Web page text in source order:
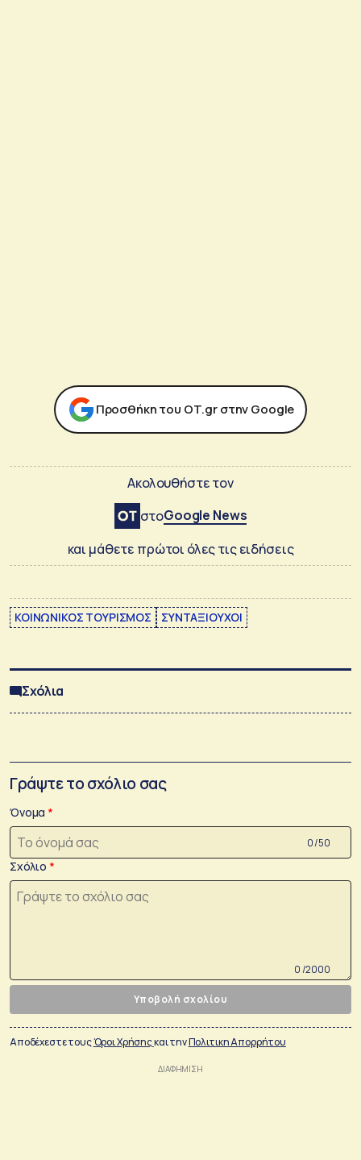
Προσθήκη του ΟΤ.gr στην Google
Ακολουθήστε τον
στοGoogle News
και μάθετε πρώτοι όλες τις ειδήσεις
ΚΟΙΝΩΝΙΚΟΣ ΤΟΥΡΙΣΜΟΣ ΣΥΝΤΑΞΙΟΥΧΟΙ
Σχόλια
Γράψτε το σχόλιο σας
Όνομα
0 /50
Σχόλιο
0 /2000
Υποβολή σχολίου
Αποδέχεστε τουςΌροι Χρήσηςκαι τηνΠολιτικη Απορρήτου